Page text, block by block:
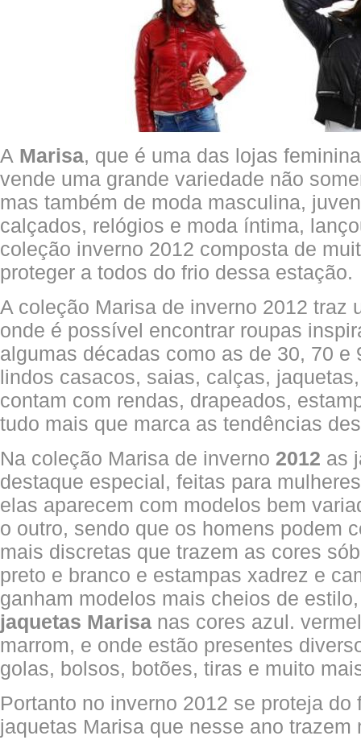
A Marisa, que é uma das lojas
vende uma grande variedade não
mas também de moda masculina,
calçados, relógios e moda íntima,
coleção inverno 2012 composta de
proteger a todos do frio dessa estação.
A coleção Marisa de inverno 2012 traz
onde é possível encontrar roupas
algumas décadas como as de 30, 70 e
lindos casacos, saias, calças,
contam com rendas, drapeados,
tudo mais que marca as tendências
Na coleção Marisa de inverno 2012 as
destaque especial, feitas para
elas aparecem com modelos bem
o outro, sendo que os homens podem
mais discretas que trazem as cores
preto e branco e estampas xadrez e
ganham modelos mais cheios de
jaquetas Marisa nas cores azul.
marrom, e onde estão presentes
golas, bolsos, botões, tiras e muito
Portanto no inverno 2012 se proteja do
jaquetas Marisa que nesse ano trazem